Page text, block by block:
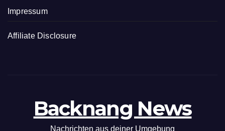
Impressum
Affiliate Disclosure
Backnang News
Nachrichten aus deiner Umgebung